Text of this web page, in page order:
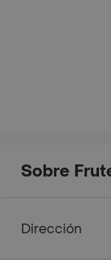
Sobre
Dirección